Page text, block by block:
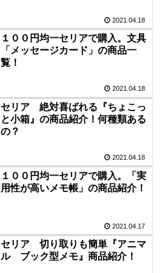
2021.04.18
１００円均一セリアで購入。文具
「メッセージカード」の商品一
覧！
2021.04.18
セリア 絶対喜ばれる『ちょこっ
と小箱』の商品紹介！何種類ある
の？
2021.04.18
１００円均一セリアで購入。「実
用性が高いメモ帳」の商品紹介！
2021.04.17
セリア 切り取りも簡単『アニマ
ル ブック型メモ』商品紹介！